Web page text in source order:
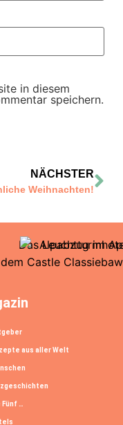
in diesem
speichern.
NÄCHSTER
Weihnachten!
aus aller Welt
Fünf …